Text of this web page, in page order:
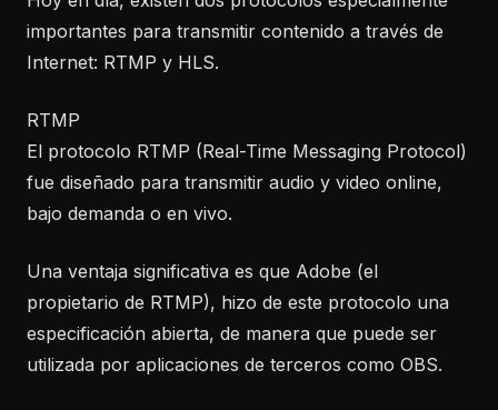
importantes para transmitir contenido a través de
Internet: RTMP y HLS.
RTMP
El protocolo RTMP (Real-Time Messaging Protocol)
fue diseñado para transmitir audio y video online,
bajo demanda o en vivo.
Una ventaja significativa es que Adobe (el
propietario de RTMP), hizo de este protocolo una
especificación abierta, de manera que puede ser
utilizada por aplicaciones de terceros como OBS.